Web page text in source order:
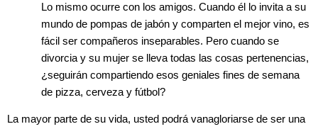
Lo mismo ocurre con los amigos. Cuando él lo invita a su
mundo de pompas de jabón y comparten el mejor vino, es
fácil ser compañeros inseparables. Pero cuando se
divorcia y su mujer se lleva todas las cosas pertenencias,
¿seguirán compartiendo esos geniales fines de semana
de pizza, cerveza y fútbol?
La mayor parte de su vida, usted podrá vanagloriarse de ser una